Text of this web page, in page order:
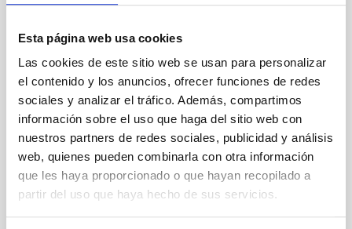
Esta página web usa cookies
Las cookies de este sitio web se usan para personalizar
el contenido y los anuncios, ofrecer funciones de redes
sociales y analizar el tráfico. Además, compartimos
información sobre el uso que haga del sitio web con
nuestros partners de redes sociales, publicidad y análisis
web, quienes pueden combinarla con otra información
que les haya proporcionado o que hayan recopilado a
partir del uso que haya hecho de sus servicios.
Puertas Abiertas en el Observatorio del
Teide
En grupos reducidos podrán visitarse de forma
ininterrumpida, desde las 10 h a las 18 h, el
Telescopio Solar THEMIS, el Telescopio de Torre al
Vacío, el Centro de Visitantes y el Laboratorio Solar El
Instituto de Astrofísica de Canarias (IAC) ha
organizado, para los próximos 22 y 23 de julio, unas
Jornadas de Puertas Abiertas que se celebrarán en
el Observatorio del Teide (Izaña, Tenerife) y en las
que podrán visitarse el Telescopio Solar THEMIS